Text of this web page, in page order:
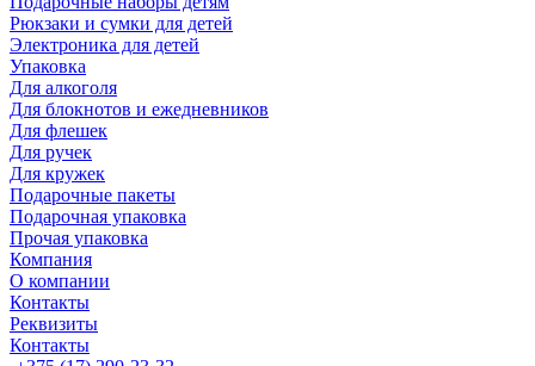
Рюкзаки и сумки для детей
Электроника для детей
Упаковка
Для алкоголя
Для блокнотов и ежедневников
Для флешек
Для ручек
Для кружек
Подарочные пакеты
Подарочная упаковка
Прочая упаковка
Компания
О компании
Контакты
Реквизиты
Контакты